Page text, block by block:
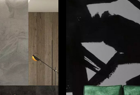
la VLAdiLA transformi pereții în
și electrocasnicele, pentru a
spații în care vei dori să îți petreci
total atmosfera din această încăpere.
de spațiul disponibil. În plus,
tale, astfel că ai libertatea de a
special și surprinde-ți invitații. Îți